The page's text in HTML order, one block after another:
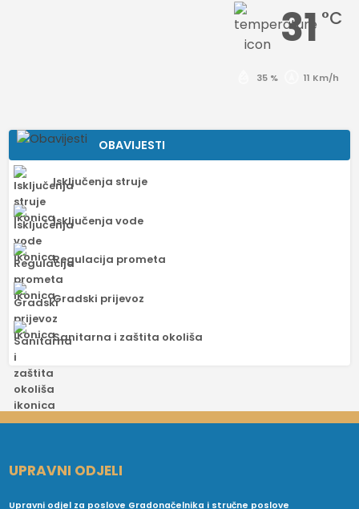
31 °C
35 % 11 Km/h
OBAVIJESTI
Isključenja struje
Isključenja vode
Regulacija prometa
Gradski prijevoz
Sanitarna i zaštita okoliša
UPRAVNI ODJELI
Upravni odjel za poslove Gradonačelnika i stručne poslove